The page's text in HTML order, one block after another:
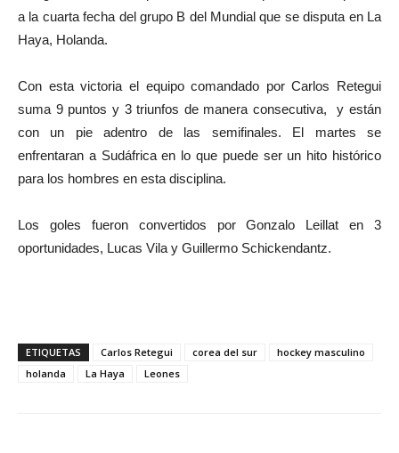
a la cuarta fecha del grupo B del Mundial que se disputa en La
Haya, Holanda.
Con esta victoria el equipo comandado por Carlos Retegui
suma 9 puntos y 3 triunfos de manera consecutiva, y están
con un pie adentro de las semifinales. El martes se
enfrentaran a Sudáfrica en lo que puede ser un hito histórico
para los hombres en esta disciplina.
Los goles fueron convertidos por Gonzalo Leillat en 3
oportunidades, Lucas Vila y Guillermo Schickendantz.
ETIQUETAS Carlos Retegui corea del sur
hockey masculino
holanda
La Haya Leones